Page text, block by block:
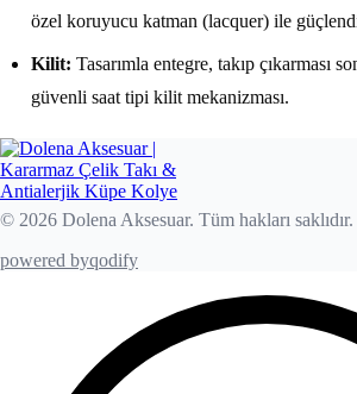
özel koruyucu katman (lacquer) ile
Kilit: Tasarımla entegre, takıp çıkarması
güvenli saat tipi kilit mekanizması.
© 2026 Dolena Aksesuar. Tüm hakları saklıdır.
powered byqodify